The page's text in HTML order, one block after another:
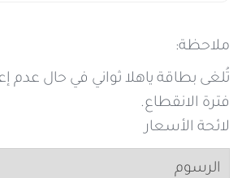
ملاحظة:
تُلغى بطاقة ياهلا ثواني في حال عدم
فترة الانقطاع.
لائحة الأسعار
الرسوم